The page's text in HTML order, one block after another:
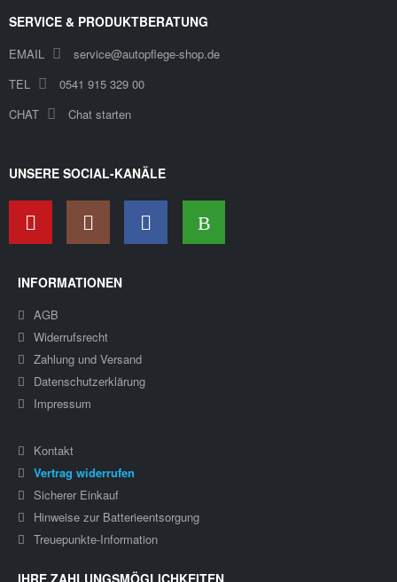
SERVICE & PRODUKTBERATUNG
EMAIL
service@autopflege-shop.de
TEL
0541 915 329 00
CHAT
Chat starten
UNSERE SOCIAL-KANÄLE
INFORMATIONEN
AGB
Widerrufsrecht
Zahlung und Versand
Datenschutzerklärung
Impressum
Kontakt
Vertrag widerrufen
Sicherer Einkauf
Hinweise zur Batterieentsorgung
Treuepunkte-Information